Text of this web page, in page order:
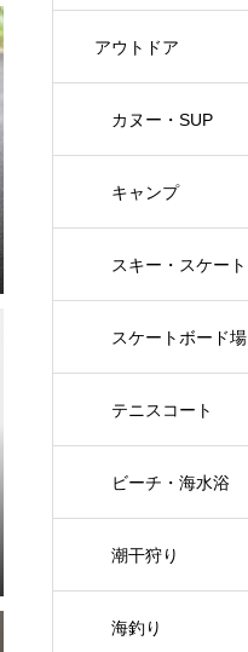
アウトドア
カヌー・SUP
キャンプ
スキー・スケート
スケートボード場
テニスコート
ビーチ・海水浴
潮干狩り
海釣り